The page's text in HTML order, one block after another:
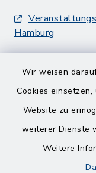
Wir weisen
Cookies
Website zu
weiterer Dienste
Weitere
Hamburg